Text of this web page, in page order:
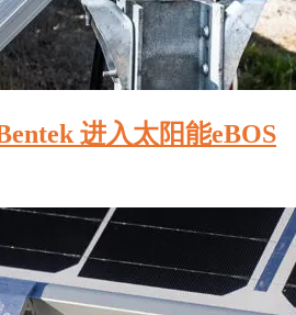
进入太阳能eBOS